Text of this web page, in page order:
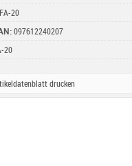
20
097612240207
20
drucken